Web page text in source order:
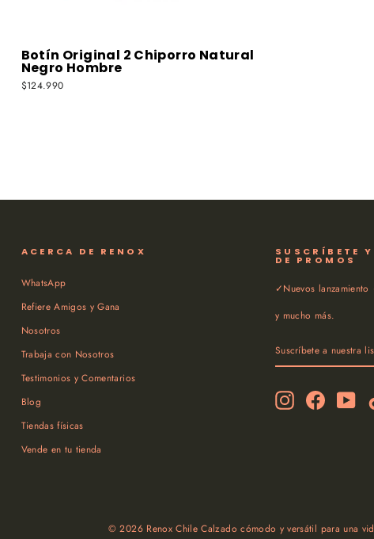
Botín Original 2 Chiporro Natural
Negro Hombre
$124.990
ACERCA DE RENOX
WhatsApp
Refiere Amigos y Gana
Nosotros
Trabaja con Nosotros
Testimonios y Comentarios
Blog
Tiendas físicas
Vende en tu tienda
SUSCRÍBETE
DE PROMOS
✓Nuevos
y mucho más.
A
NUESTRA
CORREO
InstagramFacebook
© 2026 Renox Chile Calzado cómodo y versátil para una